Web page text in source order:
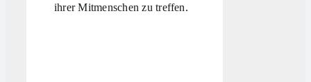
ihrer Mitmenschen zu treffen.